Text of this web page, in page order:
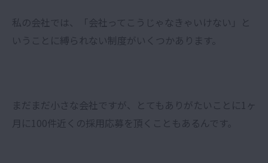
私の会社では、「会社ってこうじゃなきゃいけない」と
いうことに縛られない制度がいくつかあります。
まだまだ小さな会社ですが、とてもありがたいことに1ヶ
月に100件近くの採用応募を頂くこともあるんです。